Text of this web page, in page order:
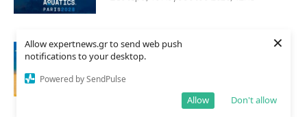
Allow expertnews.gr to send web push
notifications to your desktop.
Powered by SendPulse
Don't allow
Allow
×
ΕΟΤ: Πρωτιές της Ελλάδας σε
κορυφαία τουριστικά βραβεία των
ΗΠΑ
Δευτέρα, 10 Αυγούστου 2026, 11:36